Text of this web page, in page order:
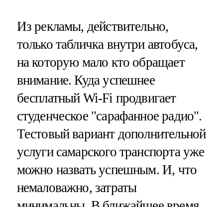
Из рекламы, действительно,
только табличка внутри автобуса,
на которую мало кто обращает
внимание. Куда успешнее
бесплатный Wi-Fi продвигает
студенческое "сарафанное радио".
Тестовый вариант дополнительной
услуги самарского транспорта уже
можно назвать успешным. И, что
немаловажно, затраты